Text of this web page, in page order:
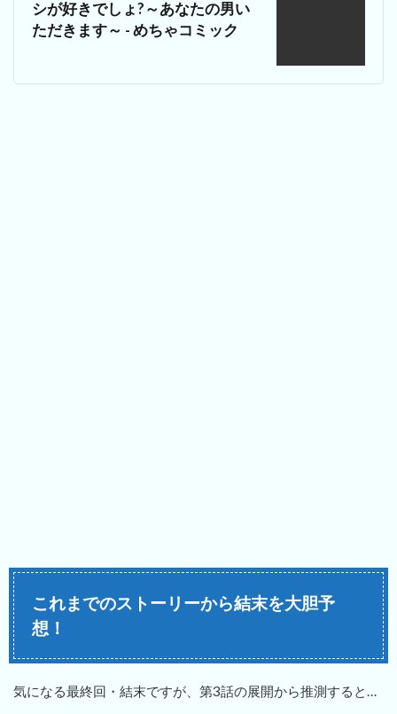
シが好きでしょ?～あなたの男い
ただきます～ - めちゃコミック
これまでのストーリーから結末を大胆予
想！
気になる最終回・結末ですが、第3話の展開から推測すると…